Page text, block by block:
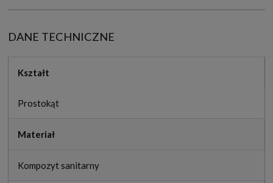
DANE TECHNICZNE
Kształt
Prostokąt
Materiał
Kompozyt sanitarny